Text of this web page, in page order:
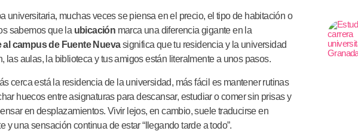
universitaria, muchas veces se piensa en el precio, el tipo de habitación o
sabemos que la ubicación marca una diferencia gigante en la
al campus de Fuente Nuevasignifica que tu residencia y la universidad
las aulas, la biblioteca y tus amigos están literalmente a unos pasos.
cerca está la residencia de la universidad, más fácil es mantener rutinas
huecos entre asignaturas para descansar, estudiar o comer sin prisas y
en desplazamientos. Vivir lejos, en cambio, suele traducirse en
y una sensación continua de estar “llegando tarde a todo”.